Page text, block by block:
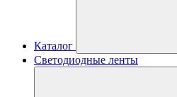
Каталог
Светодиодные ленты